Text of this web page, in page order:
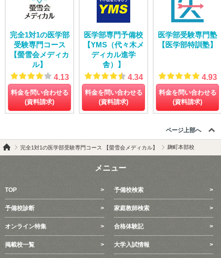
「自分にとっての最適な授業」
2019/12/30
「最強の味方 ３人の先生」
2019/12/29
「大失敗からの大成長」
2019/12/28
「東大螢雪会は医師への最短コース」
2019/12/27
「最高にご機嫌な東大螢雪会」
2019/12/23
2019/12/22
「長い冬が明けて」
2019/12/16
「螢雪会での半年で掴み取った逆転合格」
「自分にとっての最適な授業」
2019/12/13
完全1対1の医学部
受験専門コース
【螢雪会メディカ
ル】
4.13
料金を問い合わせる
(資料請求)
医学部専門予備校
【YMS（代々木メ
ディカル進学
舎）】
4.34
料金を問い合わせる
(資料請求)
医学部受験専門塾
【医学部特訓塾】
4.93
料金を問い合わせる
(資料請求)
ページ上部へ
完全1対1の医学部受験専門コース 【螢雪会メディカル】 麹町本部校
メニュー
TOP 予備校検索
予備校診断 家庭教師検索
オンライン特集 合格体験記
掲載校一覧 大学入試情報